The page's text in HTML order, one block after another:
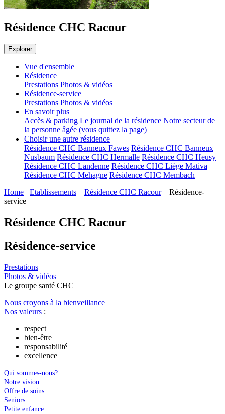
Résidence CHC Racour
Explorer
Vue d'ensemble
Résidence
Prestations Photos & vidéos
Résidence-service
Prestations Photos & vidéos
En savoir plus
Accès & parking Le journal de la résidence Notre secteur de
la personne âgée (vous quittez la page)
Choisir une autre résidence
Résidence CHC Banneux Fawes Résidence CHC Banneux
Nusbaum Résidence CHC Hermalle Résidence CHC Heusy
Résidence CHC Landenne Résidence CHC Liège Mativa
Résidence CHC Mehagne Résidence CHC Membach
Home
Etablissements Résidence CHC Racour
Résidence-
service
Résidence CHC Racour
Résidence-service
Prestations
Photos & vidéos
Le groupe santé CHC
Nous croyons à la bienveillance
Nos valeurs :
respect
bien-être
responsabilité
excellence
Qui sommes-nous?
Notre vision
Offre de soins
Seniors
Petite enfance